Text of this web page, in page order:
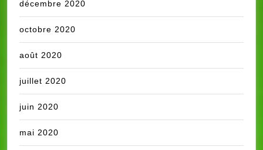
décembre 2020
octobre 2020
août 2020
juillet 2020
juin 2020
mai 2020